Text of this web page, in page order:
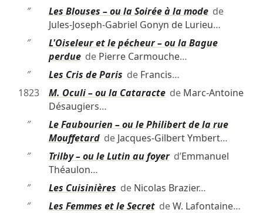
″
Les Blouses – ou la Soirée à la modede
Jules-Joseph-Gabriel Gonyn de Lurieu…
″
L'Oiseleur et le pécheur – ou la Bague
perduede Pierre Carmouche…
″
Les Cris de Paris de Francis…
1823
M. Oculi – ou la Cataractede Marc-Antoine
Désaugiers…
″
Le Faubourien – ou le Philibert de la rue
Mouffetardde Jacques-Gilbert Ymbert…
″
Trilby – ou le Lutin au foyerd’Emmanuel
Théaulon…
″
Les Cuisinières de Nicolas Brazier…
″
Les Femmes et le SecretdeW. Lafontaine…